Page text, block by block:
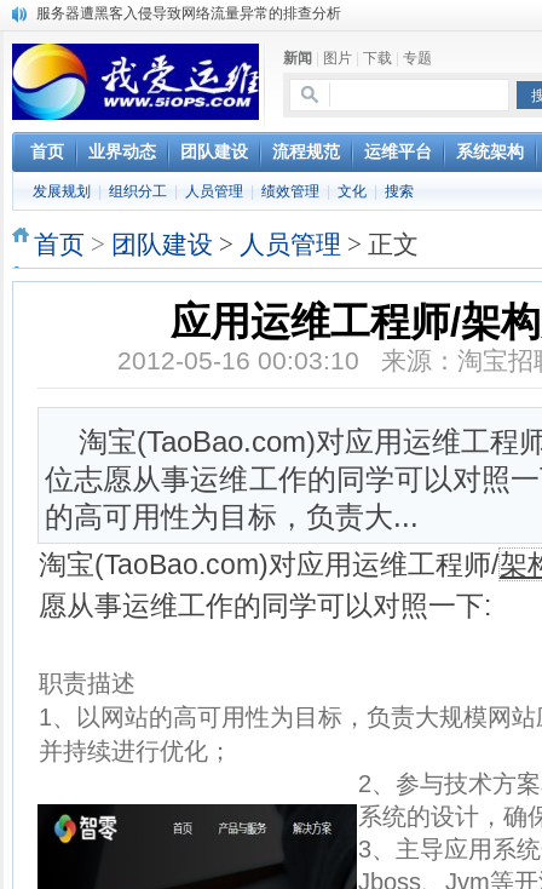
服务器遭黑客入侵导致网络流量异常的排查分析
复杂网络架构导致的诡异网络问题排查分享
Percona Playback 0.3 development release
使用jmx client监控activemq
Hive查询OOM分析
浅解Facebook的服务器架构
一淘网后面的技术与架构
实现多个无线AP桥接，扩大家庭WIFI覆盖
云计算平台管理的三大利器Nagios、Ganglia和Splunk
新闻 图片 下载 专题
首页 业界动态 团队建设 流程规范 运维平台 系统架构
发展规划 组织分工 人员管理 绩效管理 文化 搜索
首页 > 团队建设 > 人员管理 > 正文
应用运维工程师/架
2012-05-16 00:03:10 来源：淘宝
淘宝(TaoBao.com)对应用运维工程
位志愿从事运维工作的同学可以对照
的高可用性为目标，负责大...
淘宝(TaoBao.com)对应用运维工程师/架
愿从事运维工作的同学可以对照一下:
职责描述
1、以网站的高可用性为目标，负责大规模网
并持续进行优化；
2、参与技术方
系统的设计，确
3、主导应用系
Jboss、Jvm等